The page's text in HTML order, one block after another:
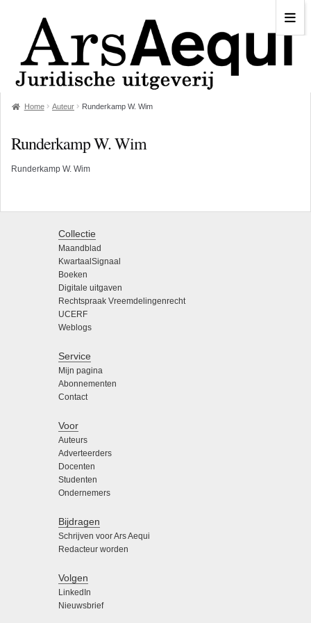
Home Auteur Runderkamp W. Wim
Runderkamp W. Wim
Runderkamp W. Wim
Collectie
Maandblad
KwartaalSignaal
Boeken
Digitale uitgaven
Rechtspraak Vreemdelingenrecht
UCERF
Weblogs
Service
Mijn pagina
Abonnementen
Contact
Voor
Auteurs
Adverteerders
Docenten
Studenten
Ondernemers
Bijdragen
Schrijven voor Ars Aequi
Redacteur worden
Volgen
LinkedIn
Nieuwsbrief